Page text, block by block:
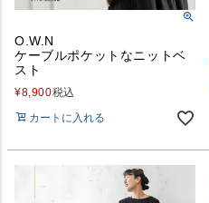
O.W.N
ケーブルポケットなニットベ
スト
¥8,900税込
カートに入れる